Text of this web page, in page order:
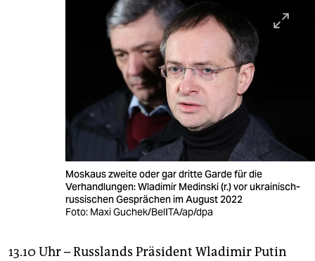
Moskaus zweite oder gar dritte Garde für die
Verhandlungen: Wladimir Medinski (r.) vor ukrainisch-
russischen Gesprächen im August 2022
Foto: Maxi Guchek/BelITA/ap/dpa
13.10 Uhr – Russlands Präsident Wladimir Putin